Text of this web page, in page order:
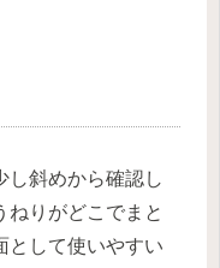
し斜めから確認し
ねりがどこでまと
として使いやすい